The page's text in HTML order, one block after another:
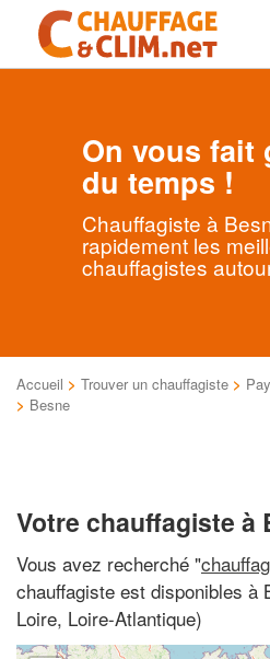
On vous fait
du temps !
Chauffagiste à
rapidement les
chauffagistes
Accueil > Trouver un chauffagiste >
> Besne
Votre chauffagiste à
Vous avez recherché "
chauffagiste est disponibles à
Loire, Loire-Atlantique)